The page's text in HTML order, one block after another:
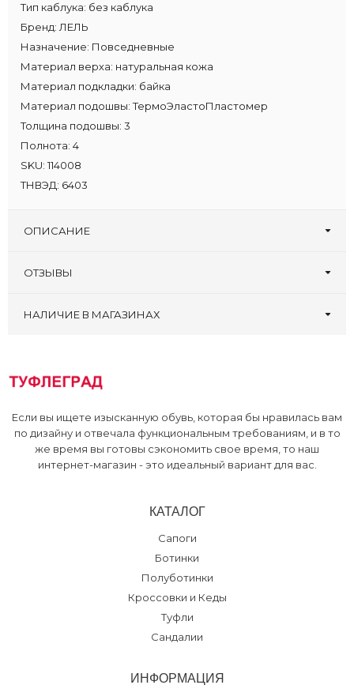
Тип каблука: без каблука
Бренд: ЛЕЛЬ
Назначение: Повседневные
Материал верха: натуральная кожа
Материал подкладки: байка
Материал подошвы: ТермоЭластоПластомер
Толщина подошвы: 3
Полнота: 4
SKU: 114008
ТНВЭД: 6403
ОПИСАНИЕ
ОТЗЫВЫ
Оставьте первый отзыв!
НАЛИЧИЕ В МАГАЗИНАХ
Если вы ищете изысканную обувь, которая бы нравилась вам
по дизайну и отвечала функциональным требованиям, и в то
же время вы готовы сэкономить свое время, то наш
интернет-магазин - это идеальный вариант для вас.
КАТАЛОГ
Сапоги
Ботинки
Полуботинки
Кроссовки и Кеды
Туфли
Сандалии
ИНФОРМАЦИЯ